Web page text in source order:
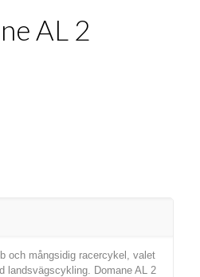
AL 2
och mångsidig racercykel, valet
landsvägscykling. Domane AL 2